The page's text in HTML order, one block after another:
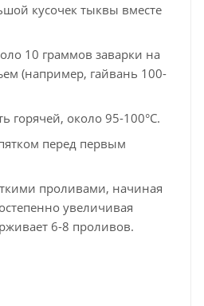
кусочек тыквы вместе
10 граммов заварки на
(например, гайвань 100-
горячей, около 95-100°C.
перед первым
проливами, начиная
увеличивая
6-8 проливов.